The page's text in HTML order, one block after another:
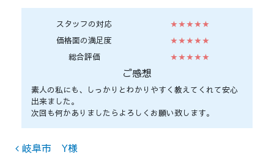
スタッフの対応
★★★★★
価格面の満足度
★★★★★
総合評価
★★★★★
ご感想
素人の私にも、しっかりとわかりやすく教えてくれて安心
出来ました。
次回も何かありましたらよろしくお願い致します。
Post navigation
岐阜市 Y様